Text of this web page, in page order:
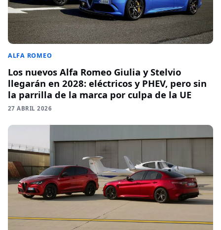
ALFA ROMEO
Los nuevos Alfa Romeo Giulia y Stelvio
llegarán en 2028: eléctricos y PHEV, pero sin
la parrilla de la marca por culpa de la UE
27 ABRIL 2026